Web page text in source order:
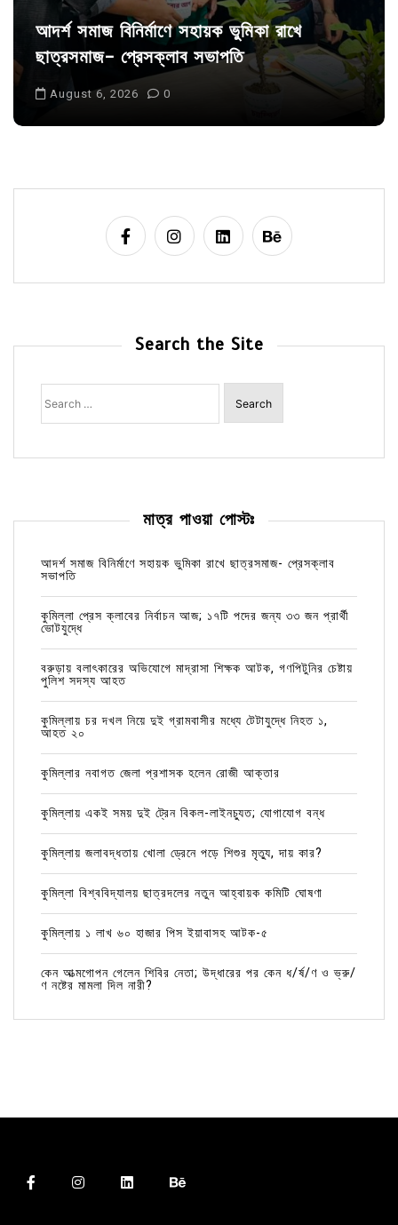
আদর্শ সমাজ বিনির্মাণে সহায়ক ভুমিকা রাখে
ছাত্রসমাজ- প্রেসক্লাব সভাপতি
August 6, 2026 0
Search the Site
Search
for:
মাত্র পাওয়া পোস্টঃ
আদর্শ সমাজ বিনির্মাণে সহায়ক ভুমিকা রাখে ছাত্রসমাজ- প্রেসক্লাব
সভাপতি
কুমিল্লা প্রেস ক্লাবের নির্বাচন আজ; ১৭টি পদের জন্য ৩৩ জন প্রার্থী
ভোটযুদ্ধে
বরুড়ায় বলাৎকারের অভিযোগে মাদ্রাসা শিক্ষক আটক, গণপিটুনির চেষ্টায়
পুলিশ সদস্য আহত
কুমিল্লায় চর দখল নিয়ে দুই গ্রামবাসীর মধ্যে টেটাযুদ্ধে নিহত ১,
আহত ২০
কুমিল্লার নবাগত জেলা প্রশাসক হলেন রোজী আক্তার
কুমিল্লায় একই সময় দুই ট্রেন বিকল-লাইনচ্যুত; যোগাযোগ বন্ধ
কুমিল্লায় জলাবদ্ধতায় খোলা ড্রেনে পড়ে শিশুর মৃত্যু, দায় কার?
কুমিল্লা বিশ্ববিদ্যালয় ছাত্রদলের নতুন আহ্বায়ক কমিটি ঘোষণা
কুমিল্লায় ১ লাখ ৬০ হাজার পিস ইয়াবাসহ আটক-৫
কেন আত্মগোপন গেলেন শিবির নেতা; উদ্ধারের পর কেন ধ/র্ষ/ণ ও ভ্রু/
ণ নষ্টের মামলা দিল নারী?